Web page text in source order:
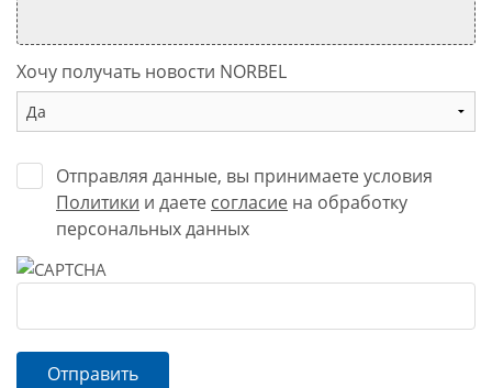
Хочу получать новости NORBEL
Отправляя данные, вы принимаете условия
Политики и даете согласие на обработку
персональных данных
Отправить